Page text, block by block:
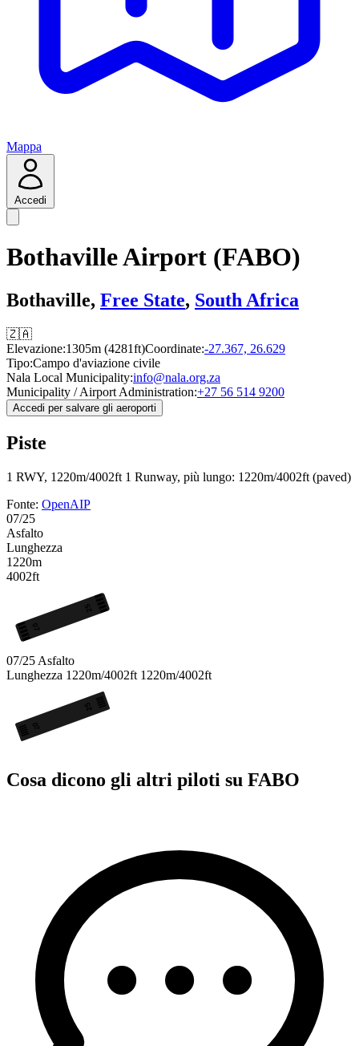
Mappa
Accedi
Bothaville Airport (FABO)
Bothaville, Free State, South Africa
🇿🇦
Elevazione:1305m (4281ft)Coordinate:-27.367, 26.629
Tipo:Campo d'aviazione civile
Nala Local Municipality:info@nala.org.za
Municipality / Airport Administration:+27 56 514 9200
Accedi per salvare gli aeroporti
Piste
1 RWY, 1220m/4002ft 1 Runway, più lungo: 1220m/4002ft (paved)
Fonte: OpenAIP
07/25
Asfalto
Lunghezza
1220m
4002ft
25
07
07/25 Asfalto
Lunghezza 1220m/4002ft 1220m/4002ft
25
07
Cosa dicono gli altri piloti su FABO